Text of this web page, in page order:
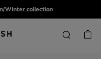
Winter collection